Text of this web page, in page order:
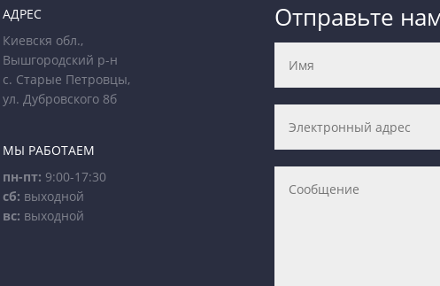
АДРЕС
Киевскя обл.,
Вышгородский р-н
с. Старые Петровцы,
ул. Дубровского 8б
МЫ РАБОТАЕМ
пн-пт: 9:00-17:30
сб: выходной
вс: выходной
Отправьте